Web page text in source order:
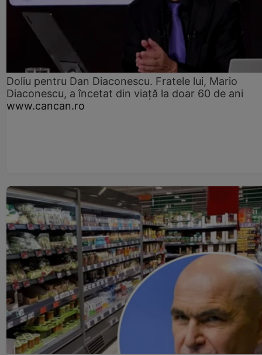
Doliu pentru Dan Diaconescu. Fratele lui, Mario
Diaconescu, a încetat din viață la doar 60 de ani
www.cancan.ro